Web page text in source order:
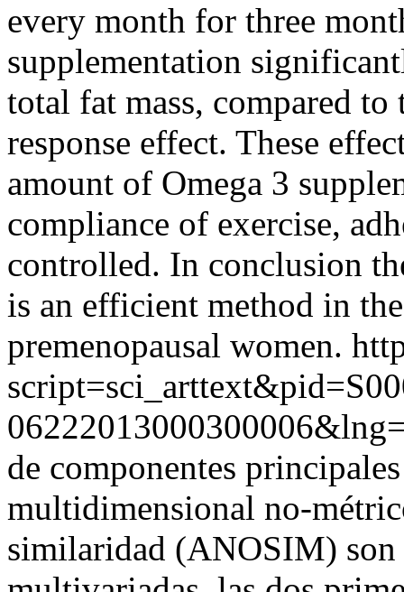
every month for three
supplementation
total fat mass, compared
response effect. These
amount of Omega 3
compliance of exercise,
controlled. In conclusion
is an efficient method in
premenopausal women.
de componentes
multidimensional no-
similaridad (ANOSIM) son